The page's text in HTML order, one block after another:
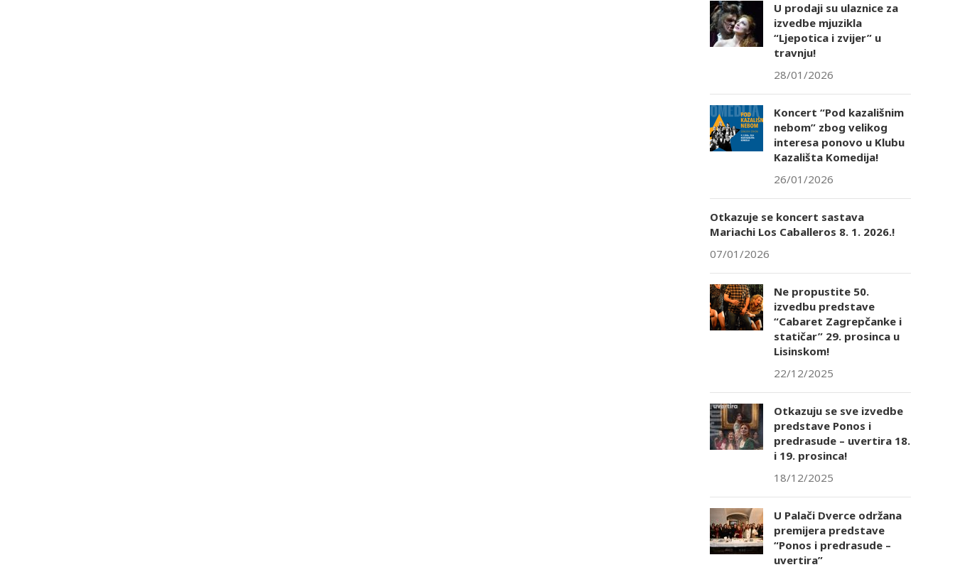
U prodaji su ulaznice za
izvedbe mjuzikla
“Ljepotica i zvijer” u
travnju!
28/01/2026
Koncert “Pod kazališnim
nebom” zbog velikog
interesa ponovo u Klubu
Kazališta Komedija!
26/01/2026
Otkazuje se koncert sastava
Mariachi Los Caballeros 8. 1. 2026.!
07/01/2026
Ne propustite 50.
izvedbu predstave
“Cabaret Zagrepčanke i
statičar” 29. prosinca u
Lisinskom!
22/12/2025
Otkazuju se sve izvedbe
predstave Ponos i
predrasude – uvertira 18.
i 19. prosinca!
18/12/2025
U Palači Dverce održana
premijera predstave
“Ponos i predrasude –
uvertira”